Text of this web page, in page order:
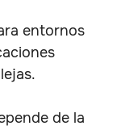
entornos
de la